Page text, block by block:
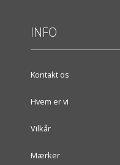
INFO
Kontakt os
Hvem er vi
Vilkår
Mærker